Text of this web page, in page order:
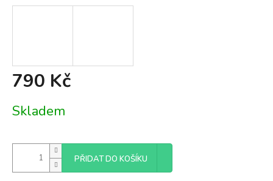
790 Kč
cena:
Skladem
PŘIDAT DO KOŠÍKU